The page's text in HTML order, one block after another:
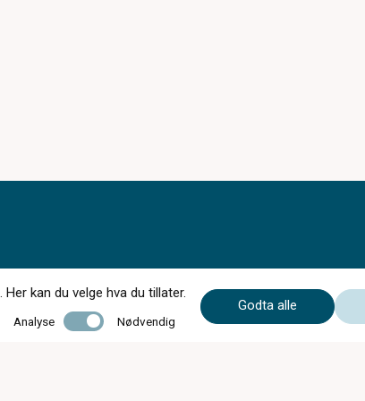
Mandag - Onsdag
09:00 - 17:00
kan du velge hva du tillater.
Analyse Nødvendig Nødvendig
Godta alle